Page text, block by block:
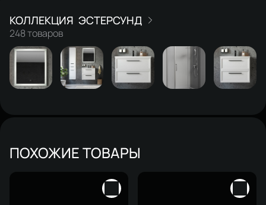
ЭСТЕРСУНД
248 товаров
ПОХОЖИЕ ТОВАРЫ